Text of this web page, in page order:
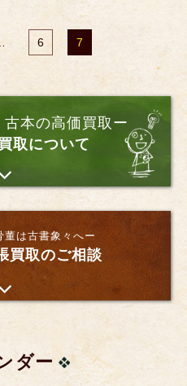
6 7
本の高価買取ー
取について
董は古書象々へー
買取のご相談
ダー